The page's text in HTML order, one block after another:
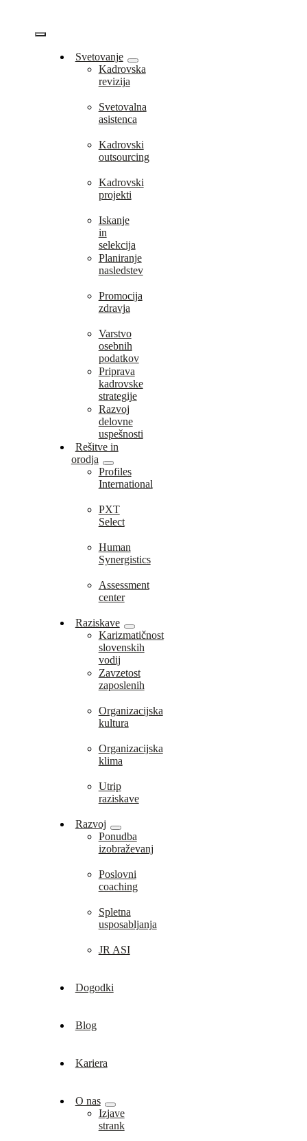
content
Vklopi/Izklopi
navigacijo
Svetovanje
Kadrovska
revizija
Svetovalna
asistenca
Kadrovski
outsourcing
Kadrovski
projekti
Iskanje
in
selekcija
Planiranje
nasledstev
Promocija
zdravja
Varstvo
osebnih
podatkov
Priprava
kadrovske
strategije
Razvoj
delovne
uspešnosti
Rešitve in
orodja
Profiles
International
PXT
Select
Human
Synergistics
Assessment
center
Raziskave
Karizmatičnost
slovenskih
vodij
Zavzetost
zaposlenih
Organizacijska
kultura
Organizacijska
klima
Utrip
raziskave
Razvoj
Ponudba
izobraževanj
Poslovni
coaching
Spletna
usposabljanja
JR ASI
Dogodki
Blog
Kariera
O nas
Izjave
strank